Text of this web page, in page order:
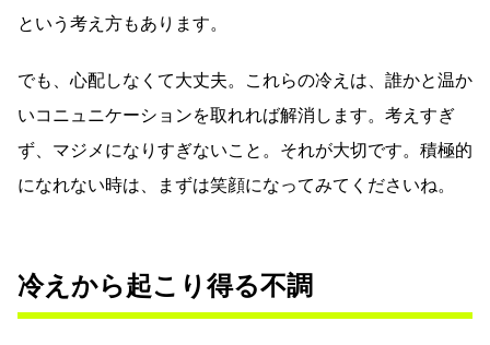
という考え方もあります。
でも、心配しなくて大丈夫。これらの冷えは、誰かと温か
いコニュニケーションを取れれば解消します。考えすぎ
ず、マジメになりすぎないこと。それが大切です。積極的
になれない時は、まずは笑顔になってみてくださいね。
冷えから起こり得る不調